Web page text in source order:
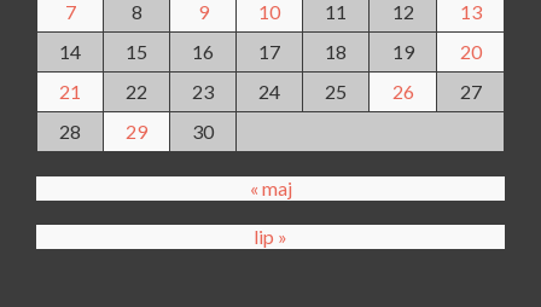
7
8 9 10 11 12
13
14
15 16 17 18 19
20
21
22 23 24 25 26
27
28
29 30
« maj
lip »